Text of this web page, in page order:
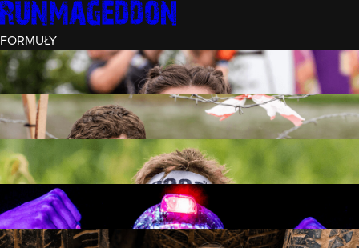
FORMUŁY
INTRO (¼)
15 PRZESZKÓD
3 KM+
REKRUT (½)
30 PRZESZKÓD
6 KM+
RUNMAGEDDON
50 PRZESZKÓD
12 KM+
NOCNY REKRUT (½)
30 PRZESZKÓD
6 KM+
INTRO U-16